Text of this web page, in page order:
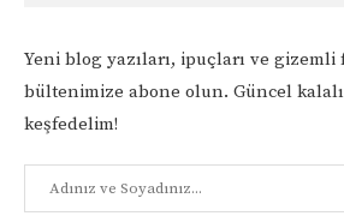
Yeni blog yazıları, ipuçları ve
bültenimize abone olun. Güncel
keşfedelim!